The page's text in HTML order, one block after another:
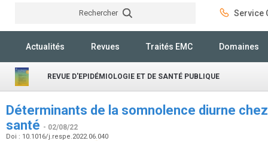
Rechercher Service
Actualités Revues Traités EMC Domaines
REVUE D'EPIDÉMIOLOGIE ET DE SANTÉ PUBLIQUE
Déterminants de la somnolence diurne
santé - 02/08/22
Doi : 10.1016/j.respe.2022.06.040